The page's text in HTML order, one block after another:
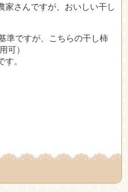
家さんですが、おいしい干し
準ですが、こちらの干し柿
可）
。